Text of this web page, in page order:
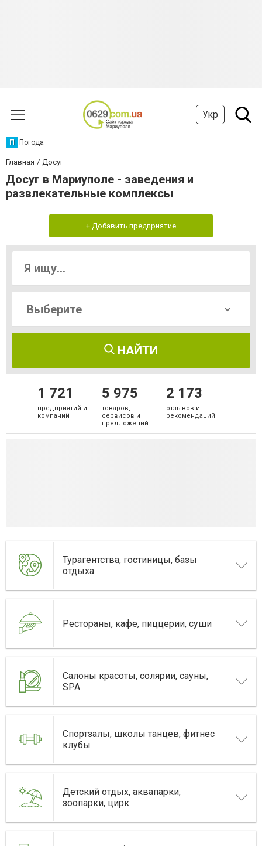
Укр
П Погода
Главная Досуг
Досуг в Мариуполе - заведения и
развлекательные комплексы
+ Добавить предприятие
НАЙТИ
1 721
предприятий и
компаний
5 975
товаров,
сервисов и
предложений
2 173
отзывов и
рекомендаций
Турагентства, гостиницы, базы
отдыха
Рестораны, кафе, пиццерии, суши
Салоны красоты, солярии, сауны,
SPA
Спортзалы, школы танцев, фитнес
клубы
Детский отдых, аквапарки,
зоопарки, цирк